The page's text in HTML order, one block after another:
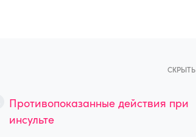
СКРЫТЬ
Противопоказанные действия при
инсульте